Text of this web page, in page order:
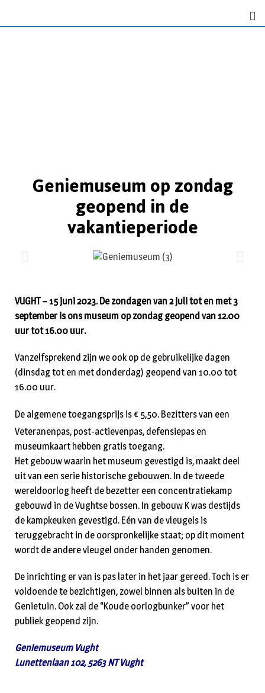
Geniemuseum op zondag
geopend in de
vakantieperiode
VUGHT – 15 juni 2023. De zondagen van 2 juli tot en met 3
september is ons museum op zondag geopend van 12.00
uur tot 16.00 uur.
Vanzelfsprekend zijn we ook op de gebruikelijke dagen
(dinsdag tot en met donderdag) geopend van 10.00 tot
16.00 uur.
De algemene toegangsprijs is € 5,50. Bezitters van een
Veteranenpas, post-actievenpas, defensiepas en
museumkaart hebben gratis toegang.
Het gebouw waarin het museum gevestigd is, maakt deel
uit van een serie historische gebouwen. In de tweede
wereldoorlog heeft de bezetter een concentratiekamp
gebouwd in de Vughtse bossen. In gebouw K was destijds
de kampkeuken gevestigd. Eén van de vleugels is
teruggebracht in de oorspronkelijke staat; op dit moment
wordt de andere vleugel onder handen genomen.
De inrichting er van is pas later in het jaar gereed. Toch is er
voldoende te bezichtigen, zowel binnen als buiten in de
Genietuin. Ook zal de “Koude oorlogbunker” voor het
publiek geopend zijn.
Geniemuseum Vught
Lunettenlaan 102, 5263 NT Vught